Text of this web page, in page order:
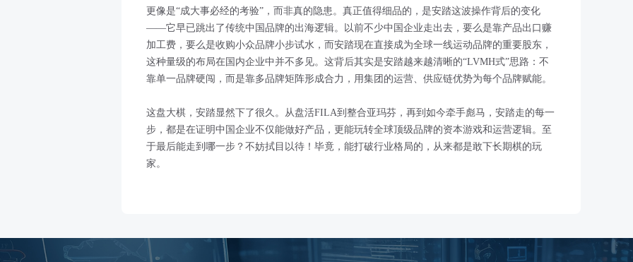
更像是“成大事必经的考验”，而非真的隐患。真正值得细品的，是安踏这波操作背后的变化
——它早已跳出了传统中国品牌的出海逻辑。以前不少中国企业走出去，要么是靠产品出口赚
加工费，要么是收购小众品牌小步试水，而安踏现在直接成为全球一线运动品牌的重要股东，
这种量级的布局在国内企业中并不多见。这背后其实是安踏越来越清晰的“LVMH式”思路：不
靠单一品牌硬闯，而是靠多品牌矩阵形成合力，用集团的运营、供应链优势为每个品牌赋能。
这盘大棋，安踏显然下了很久。从盘活FILA到整合亚玛芬，再到如今牵手彪马，安踏走的每一
步，都是在证明中国企业不仅能做好产品，更能玩转全球顶级品牌的资本游戏和运营逻辑。至
于最后能走到哪一步？不妨拭目以待！毕竟，能打破行业格局的，从来都是敢下长期棋的玩
家。